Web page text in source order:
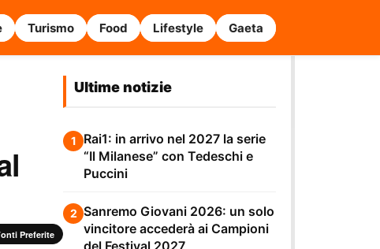
Turismo Food Lifestyle Gaeta
Preferite
Ultime notizie
1
Rai1: in arrivo nel 2027 la serie
“Il Milanese” con Tedeschi e
Puccini
2 Sanremo Giovani 2026: un solo
vincitore accederà ai Campioni